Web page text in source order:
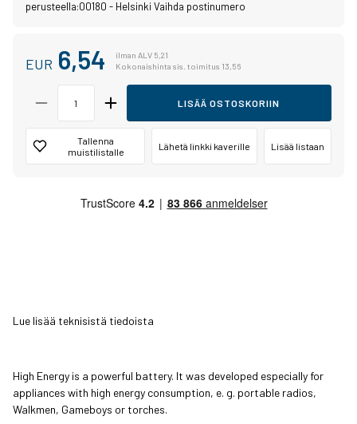
perusteella:00180 - Helsinki Vaihda postinumero
EUR 6,54
ilman ALV 5,21
Kokonaishinta sis. toimitus 13,56
LISÄÄ OSTOSKORIIN
Tallenna
muistilistalle
Lähetä linkki kaverille Lisää listaan
Lue lisää teknisistä tiedoista
High Energy is a powerful battery. It was developed especially for
appliances with high energy consumption, e. g. portable radios,
Walkmen, Gameboys or torches.